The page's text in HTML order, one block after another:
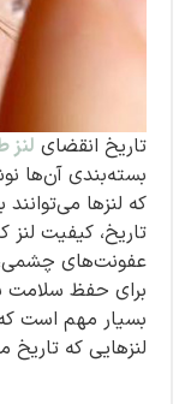
تاریخ انقضای لنز
بسته‌بندی آن‌ها
که لنزها
تاریخ، کیفیت
عفونت‌های چشمی،
برای حفظ سلامت
بسیار مهم است
لنزهایی که